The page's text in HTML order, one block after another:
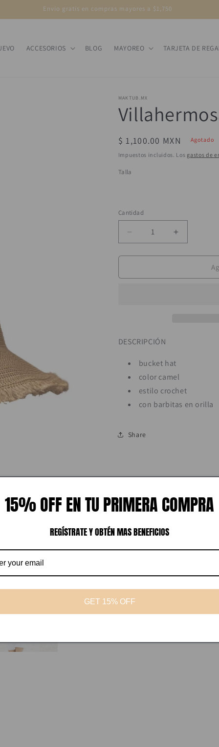
Envio gratis en compras mayores a $1,750
ACCESORIOS BLOG MAYOREO TARJETA DE
MAKTUB.MX
Precio
habitual
$ 1,100.00 MXN Agotado
Impuestos incluidos. Los gastos de
Talla
no
disponible
Cantidad
Cantidad
Reducir
cantidad
para
Aumentar
cantidad
para
DESCRIPCIÓN
bucket hat
color camel
estilo crochet
con barbitas en orilla
Share
15% OFF EN TU PRIMERA COMPRA
REGÍSTRATE Y OBTÉN MAS BENEFICIOS
GET 15% OFF